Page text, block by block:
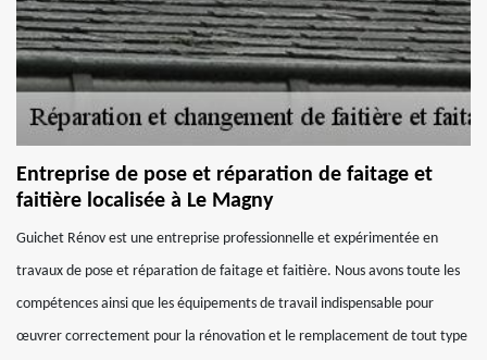
Entreprise de pose et réparation de faitage et
faitière localisée à Le Magny
Guichet Rénov est une entreprise professionnelle et expérimentée en
travaux de pose et réparation de faitage et faitière. Nous avons toute les
compétences ainsi que les équipements de travail indispensable pour
œuvrer correctement pour la rénovation et le remplacement de tout type